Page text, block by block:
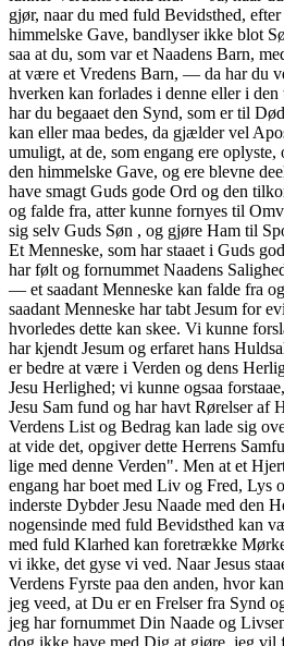
gjør, naar du med fuld Bevidsthed, efter
himmelske Gave, bandlyser ikke blot
saa at du, som var et Naadens Barn,
at være et Vredens Barn, — da har du
hverken kan forlades i denne eller i
har du begaaet den Synd, som er til
kan eller maa bedes, da gjælder vel
umuligt, at de, som engang ere oplyste,
den himmelske Gave, og ere blevne
have smagt Guds gode Ord og den
og falde fra, atter kunne fornyes til
sig selv Guds Søn , og gjøre Ham til
Et Menneske, som har staaet i Guds
har følt og fornummet Naadens
— et saadant Menneske kan falde fra
saadant Menneske har tabt Jesum for
hvorledes dette kan skee. Vi kunne
har kjendt Jesum og erfaret hans
er bedre at være i Verden og dens
Jesu Herlighed; vi kunne ogsaa
Jesu Sam fund og har havt Rørelser af
Verdens List og Bedrag kan lade sig
at vide det, opgiver dette Herrens
lige med denne Verden". Men at et
engang har boet med Liv og Fred, Lys
inderste Dybder Jesu Naade med den
nogensinde med fuld Bevidsthed kan
med fuld Klarhed kan foretrække
vi ikke, det gyse vi ved. Naar Jesus
Verdens Fyrste paa den anden, hvor
jeg veed, at Du er en Frelser fra Synd
jeg har fornummet Din Naade og